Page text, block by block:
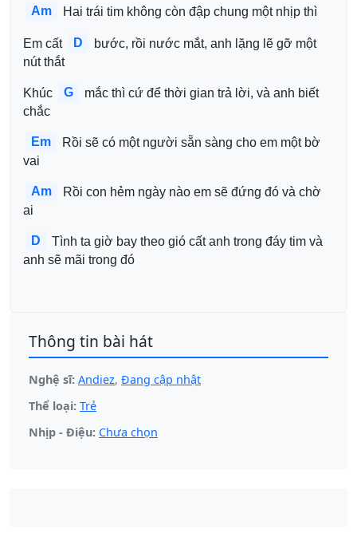
Am Hai trái tim không còn đập chung một nhịp thì
Em cất D
bước, rồi nước mắt, anh lặng lẽ gỡ một
nút thắt
Khúc G
mắc thì cứ để thời gian trả lời, và anh biết
chắc
Em
Rồi sẽ có một người sẵn sàng cho em một bờ
vai
Am
Rồi con hẻm ngày nào em sẽ đứng đó và chờ
ai
D
Tình ta giờ bay theo gió cất anh trong đáy tim và
anh sẽ mãi trong đó
Thông tin bài hát
Nghệ sĩ: Andiez, Đang cập nhật
Thể loại: Trẻ
Nhịp - Điệu: Chưa chọn